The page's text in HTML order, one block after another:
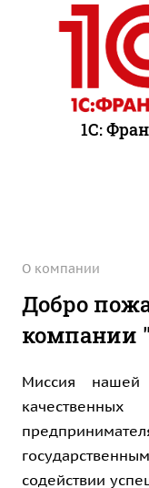
1С:
О компании
Добро
компании
Миссия нашей
содействии